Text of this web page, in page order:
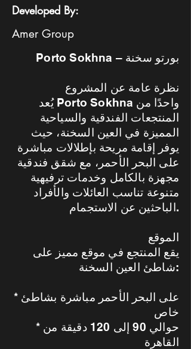
Developed By:
Amer Group
Porto Sokhna – بورتو سخنة
نظرة عامة عن المشروع
يُعد Porto Sokhna واحدًا من
المنتجعات الفندقية والسياحية
المميزة في العين السخنة، حيث
يوفر إقامة مريحة بإطلالات مباشرة
على البحر الأحمر، مع شقق فندقية
مجهزة بالكامل وخدمات ترفيهية
متنوعة تناسب العائلات والأفراد
الباحثين عن الاستجمام.
الموقع
يقع المنتجع في موقع مميز على
شاطئ العين السخنة:
* على البحر الأحمر مباشرة بشاطئ
خاص
* حوالي 90 إلى 120 دقيقة من
القاهرة